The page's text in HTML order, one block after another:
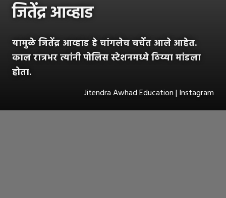
जितेंद्र आव्हाड
यामुळे जितेंद्र आव्हाड हे चांगलेच चर्चेत आले आहेत.
काल रात्रभर त्यांनी पोलिस स्टेशनमध्ये ठिय्या मांडला
होता.
Jitendra Awhad Education | Instagram